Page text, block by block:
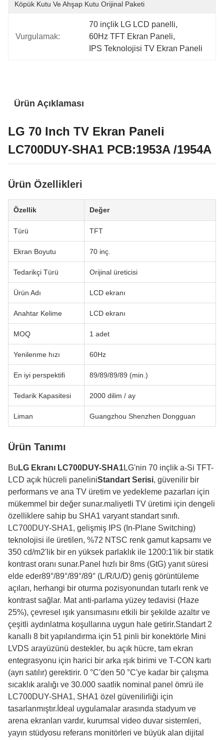
Köpük Kutu Ve Ahşap Kutu Orijinal Paketi
Vurgulamak:
70 inçlik LG LCD panelli,
60Hz TFT Ekran Paneli,
IPS Teknolojisi TV Ekran Paneli
Ürün Açıklaması
LG 70 Inch TV Ekran Paneli
LC700DUY-SHA1 PCB:1953A /1954A
Ürün Özellikleri
Özellik Değer
Türü TFT
Ekran Boyutu 70 inç.
Tedarikçi Türü Orijinal üreticisi
Ürün Adı LCD ekranı
Anahtar Kelime LCD ekranı
MOQ 1 adet
Yenilenme hızı 60Hz
En iyi perspektifi 89/89/89/89 (min.)
Tedarik Kapasitesi 2000 dilim / ay
Liman Guangzhou Shenzhen Dongguan
Ürün Tanımı
Bu LG Ekranı LC700DUY-SHA1LG'nin 70 inçlik a-Si TFT-
LCD açık hücreli paneliniStandart Serisi, güvenilir bir
performans ve ana TV üretim ve yedekleme pazarları için
mükemmel bir değer sunar.maliyetli TV üretimi için dengeli
özelliklere sahip bu SHA1 varyant standart sınıfı.
LC700DUY-SHA1, gelişmiş IPS (In-Plane Switching)
teknolojisi ile üretilen, %72 NTSC renk gamut kapsamı ve
350 cd/m2'lik bir en yüksek parlaklık ile 1200:1'lik bir statik
kontrast oranı sunar.Panel hızlı bir 8ms (GtG) yanıt süresi
elde eder89°/89°/89°/89° (L/R/U/D) geniş görüntüleme
açıları, herhangi bir oturma pozisyonundan tutarlı renk ve
kontrast sağlar. Mat anti-parlama yüzey tedavisi (Haze
25%), çevresel ışık yansımasını etkili bir şekilde azaltır ve
çeşitli aydınlatma koşullarına uygun hale getirir.Standart 2
kanallı 8 bit yapılandırma için 51 pinli bir konektörle Mini
LVDS arayüzünü destekler, bu açık hücre, tam ekran
entegrasyonu için harici bir arka ışık birimi ve T-CON kartı
(ayrı satılır) gerektirir. 0 °C'den 50 °C'ye kadar bir çalışma
sıcaklık aralığı ve 30.000 saatlik nominal panel ömrü ile
LC700DUY-SHA1, SHA1 özel güvenilirliği için
tasarlanmıştır.İdeal uygulamalar arasında stadyum ve
arena ekranları vardır, kurumsal video duvar sistemleri,
yayın stüdyosu referans monitörleri ve büyük alan dijital